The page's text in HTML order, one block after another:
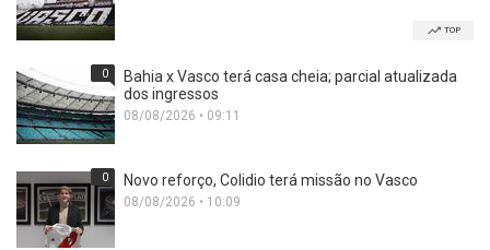
TOP
0
Bahia x Vasco terá casa cheia; parcial atualizada
dos ingressos
08/08/2026 • 09:11
0 Novo reforço, Colidio terá missão no Vasco
08/08/2026 • 10:09